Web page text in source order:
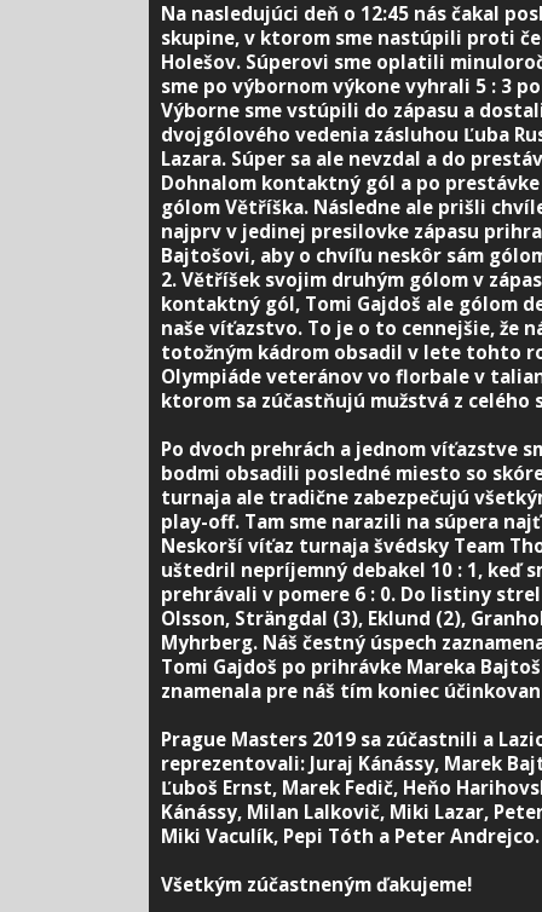
Na nasledujúci deň o 12:45 nás čakal
skupine, v ktorom sme nastúpili proti
Holešov. Súperovi sme oplatili
sme po výbornom výkone vyhrali 5 : 3 po
Výborne sme vstúpili do zápasu a
dvojgólového vedenia zásluhou Ľuba
Lazara. Súper sa ale nevzdal a do
Dohnalom kontaktný gól a po
gólom Větříška. Následne ale prišli
najprv v jedinej presilovke zápasu
Bajtošovi, aby o chvíľu neskôr sám
2. Větříšek svojim druhým gólom v
kontaktný gól, Tomi Gajdoš ale gólom
naše víťazstvo. To je o to cennejšie, že
totožným kádrom obsadil v lete tohto
Olympiáde veteránov vo florbale v
ktorom sa zúčastňujú mužstvá z celého
Po dvoch prehrách a jednom víťazstve
bodmi obsadili posledné miesto so
turnaja ale tradične zabezpečujú
play-off. Tam sme narazili na súpera
Neskorší víťaz turnaja švédsky Team
uštedril nepríjemný debakel 10 : 1, keď
prehrávali v pomere 6 : 0. Do listiny
Olsson, Strängdal (3), Eklund (2),
Myhrberg. Náš čestný úspech
Tomi Gajdoš po prihrávke Mareka
znamenala pre náš tím koniec
Prague Masters 2019 sa zúčastnili a
reprezentovali: Juraj Kánássy, Marek
Ľuboš Ernst, Marek Fedič, Heňo
Kánássy, Milan Lalkovič, Miki Lazar,
Miki Vaculík, Pepi Tóth a Peter Andrejco.
Všetkým zúčastneným ďakujeme!